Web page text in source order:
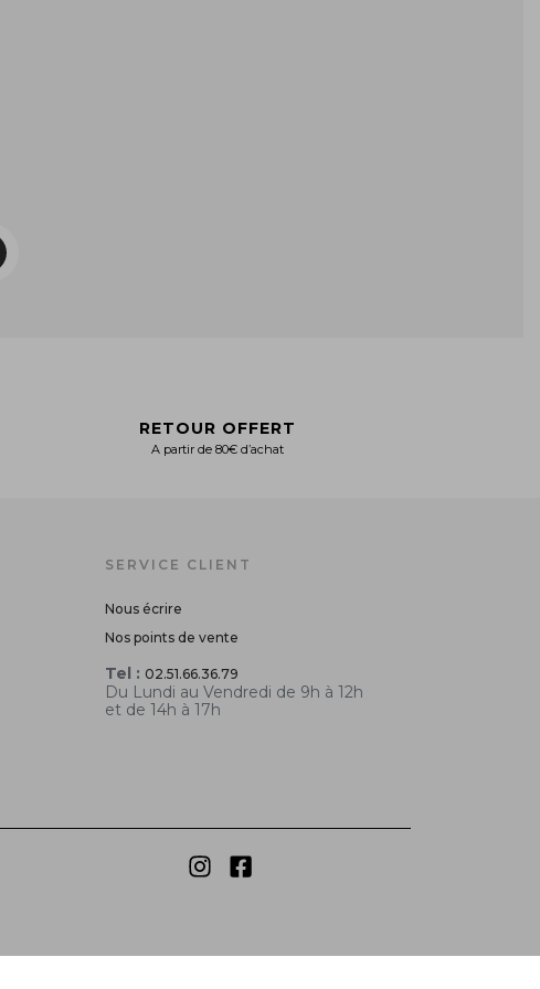
RETOUR OFFERT
A partir de 80€ d’achat
SERVICE CLIENT
Nous écrire
Nos points de vente
Tel : 02.51.66.36.79
Du Lundi au Vendredi de 9h à 12h
et de 14h à 17h